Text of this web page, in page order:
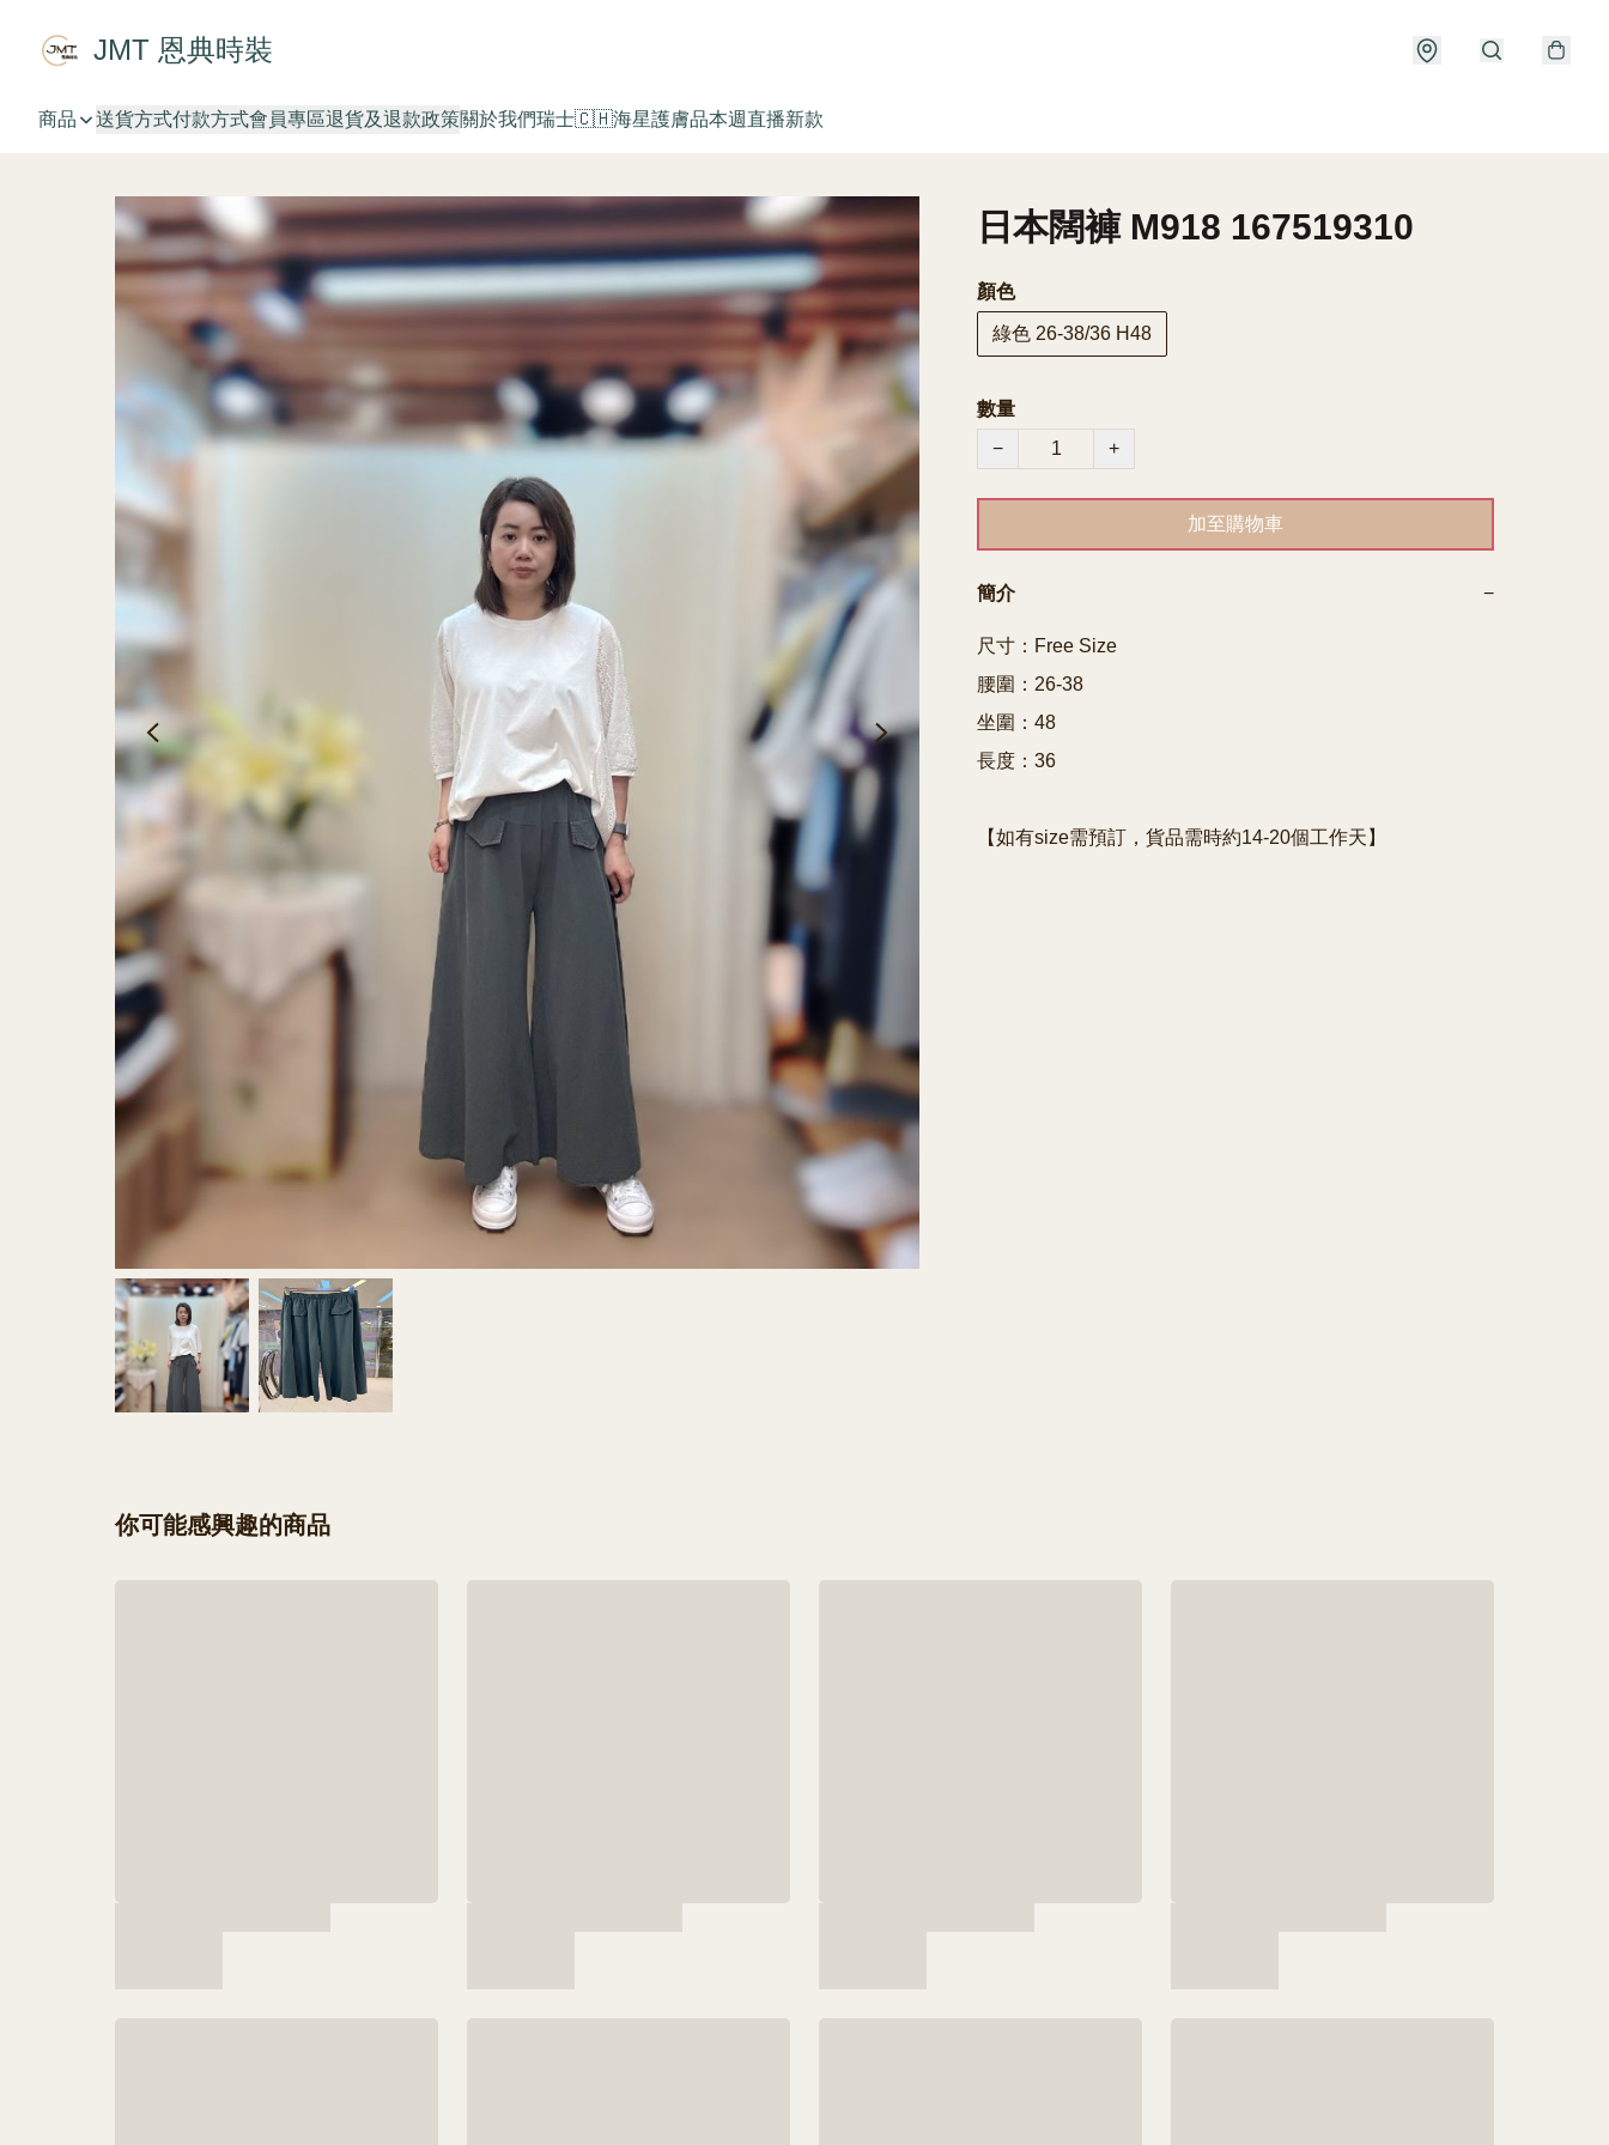
JMT 恩典時裝
商品 送貨方式付款方式會員專區退貨及退款政策關於我們瑞士🇨🇭海星護膚品本週直播新款
日本闊褲 M918 167519310
顏色
綠色 26-38/36 H48
數量
−
+
加至購物車
簡介 −
尺寸：Free Size
腰圍：26-38
坐圍：48
長度：36
【如有size需預訂，貨品需時約14-20個工作天】
你可能感興趣的商品